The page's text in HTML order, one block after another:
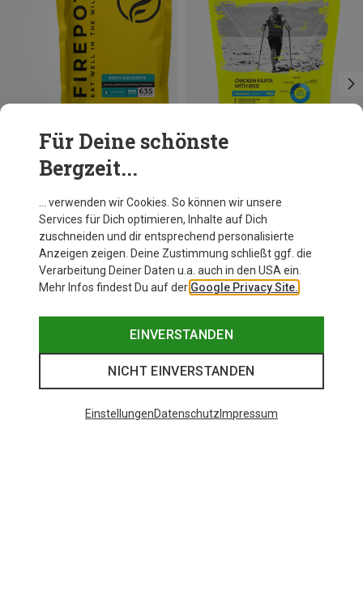
Pasta Bolognese
Für Deine schönste
Bergzeit...
… verwenden wir Cookies. So können wir unsere
Services für Dich optimieren, Inhalte auf Dich
zuschneiden und dir entsprechend personalisierte
Anzeigen zeigen. Deine Zustimmung schließt ggf. die
Verarbeitung Deiner Daten u.a. auch in den USA ein.
Mehr Infos findest Du auf der Google Privacy Site.
EINVERSTANDEN
NICHT EINVERSTANDEN
EinstellungenDatenschutz Impressum